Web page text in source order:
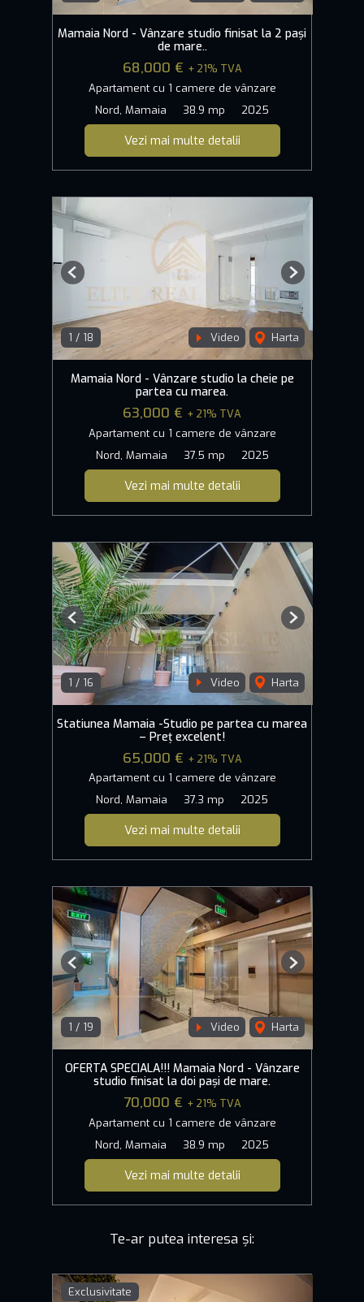
Mamaia Nord - Vânzare studio finisat la 2 pași
de mare..
68,000 € + 21% TVA
Apartament cu 1 camere de vânzare
Nord, Mamaia
38.9 mp 2025
Vezi mai multe detalii
1 / 18 Video Harta
Previous Next
Mamaia Nord - Vânzare studio la cheie pe
partea cu marea.
63,000 € + 21% TVA
Apartament cu 1 camere de vânzare
Nord, Mamaia
37.5 mp 2025
Vezi mai multe detalii
1 / 16 Video Harta
Previous Next
Statiunea Mamaia -Studio pe partea cu marea
– Preț excelent!
65,000 € + 21% TVA
Apartament cu 1 camere de vânzare
Nord, Mamaia
37.3 mp 2025
Vezi mai multe detalii
1 / 19 Video Harta
Previous Next
OFERTA SPECIALA!!! Mamaia Nord - Vânzare
studio finisat la doi pași de mare.
70,000 € + 21% TVA
Apartament cu 1 camere de vânzare
Nord, Mamaia
38.9 mp 2025
Vezi mai multe detalii
Te-ar putea interesa și:
Exclusivitate